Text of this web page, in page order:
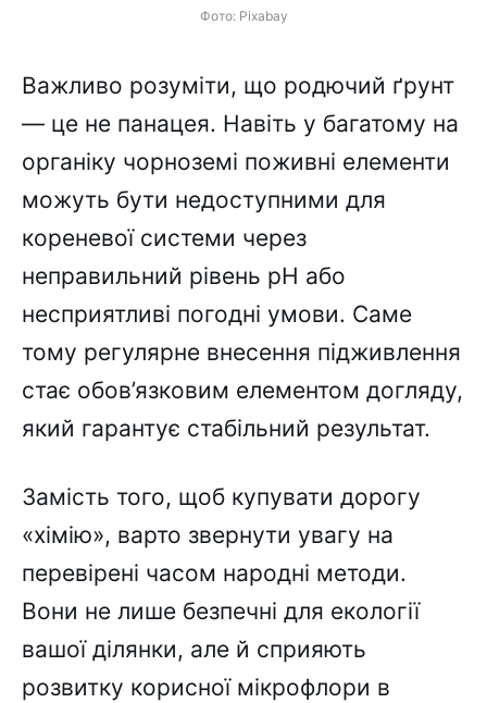
Фото: Pixabay
Важливо розуміти, що родючий ґрунт
— це не панацея. Навіть у багатому на
органіку чорноземі поживні елементи
можуть бути недоступними для
кореневої системи через
неправильний рівень pH або
несприятливі погодні умови. Саме
тому регулярне внесення підживлення
стає обов’язковим елементом догляду,
який гарантує стабільний результат.
Замість того, щоб купувати дорогу
«хімію», варто звернути увагу на
перевірені часом народні методи.
Вони не лише безпечні для екології
вашої ділянки, але й сприяють
розвитку корисної мікрофлори в